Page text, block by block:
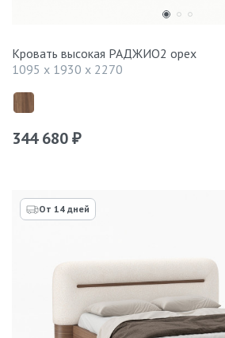
Кровать высокая РАДЖИО2 орех
1095 x 1930 x 2270
344 680 ₽
От 14 дней